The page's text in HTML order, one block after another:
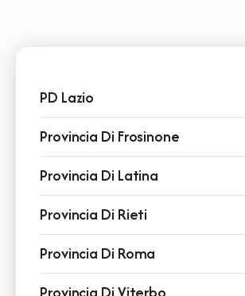
PD Lazio
Provincia Di Frosinone
Provincia Di Latina
Provincia Di Rieti
Provincia Di Roma